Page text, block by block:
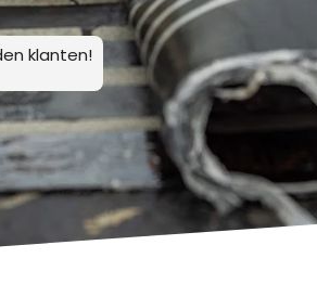
klanten!